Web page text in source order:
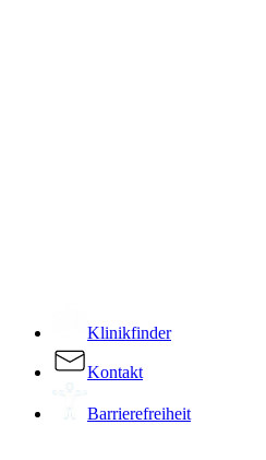
Klinikfinder
Kontakt
Barrierefreiheit